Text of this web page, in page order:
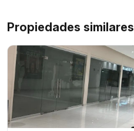
Propiedades similares